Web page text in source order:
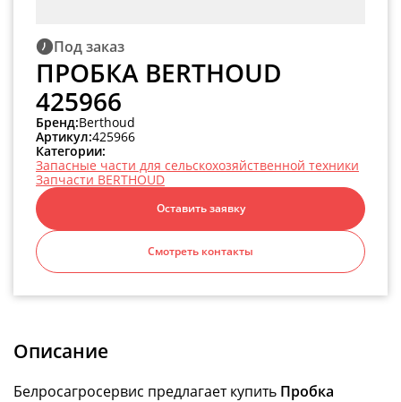
Под заказ
ПРОБКА BERTHOUD
425966
Бренд:Berthoud
Артикул:425966
Категории:
Запасные части для сельскохозяйственной техники
Запчасти BERTHOUD
Оставить заявку
Смотреть контакты
Описание
Белросагросервис предлагает купить Пробка